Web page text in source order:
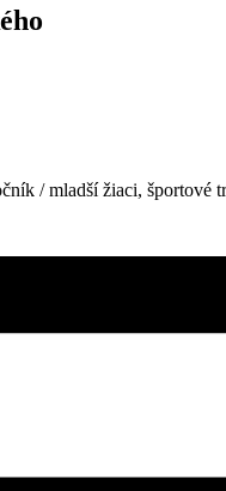
/ mladší žiaci, športové